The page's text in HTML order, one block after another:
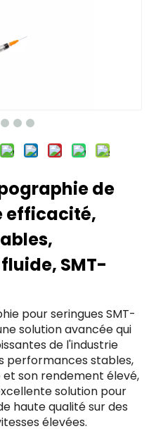
de
efficacité,
SMT-
pour seringues SMT-
solution avancée qui
de l'industrie
performances stables,
son rendement élevé,
solution pour
haute qualité sur des
élevées.